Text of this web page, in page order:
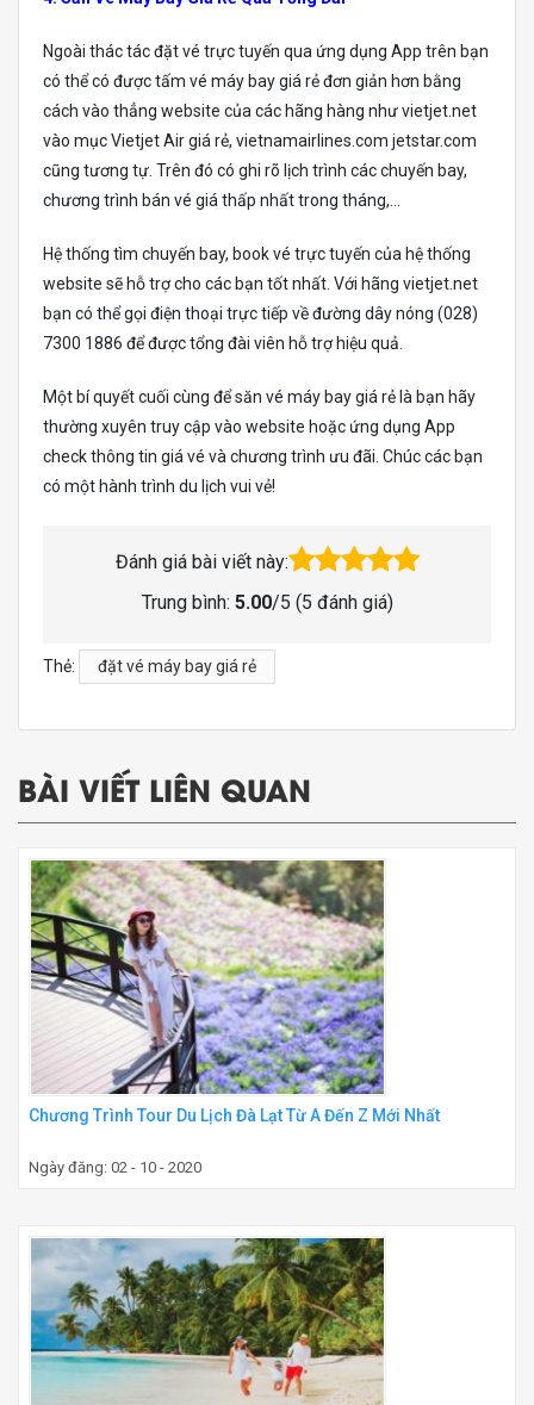
Ngoài thác tác đặt vé trực tuyến qua ứng dụng App trên bạn
có thể có được tấm vé máy bay giá rẻ đơn giản hơn bằng
cách vào thẳng website của các hãng hàng như vietjet.net
vào mục Vietjet Air giá rẻ, vietnamairlines.com jetstar.com
cũng tương tự. Trên đó có ghi rõ lịch trình các chuyến bay,
chương trình bán vé giá thấp nhất trong tháng,…
Hệ thống tìm chuyến bay, book vé trực tuyến của hệ thống
website sẽ hỗ trợ cho các bạn tốt nhất. Với hãng vietjet.net
bạn có thể gọi điện thoại trực tiếp về đường dây nóng (028)
7300 1886 để được tổng đài viên hỗ trợ hiệu quả.
Một bí quyết cuối cùng để săn vé máy bay giá rẻ là bạn hãy
thường xuyên truy cập vào website hoặc ứng dụng App
check thông tin giá vé và chương trình ưu đãi. Chúc các bạn
có một hành trình du lịch vui vẻ!
Đánh giá bài viết này:
Trung bình: 5.00/5 (5 đánh giá)
Thẻ: đặt vé máy bay giá rẻ
BÀI VIẾT LIÊN QUAN
Chương Trình Tour Du Lịch Đà Lạt Từ A Đến Z Mới Nhất
Ngày đăng: 02 - 10 - 2020